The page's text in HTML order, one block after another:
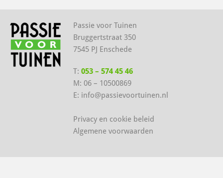
Passie voor Tuinen
Bruggertstraat 350
7545 PJ Enschede
T: 053 – 574 45 46
M: 06 – 10500869
E: info@passievoortuinen.nl
Privacy en cookie beleid
Algemene voorwaarden